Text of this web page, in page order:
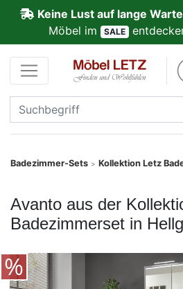
Keine Lust auf lange
Möbel im SALE
Badezimmer-Sets > Kollektion Letz
Avanto aus der
Badezimmerset in
Kundenmeinungen
Anmelden
PREMIUM
Schnell
SALE
Polsterplaner